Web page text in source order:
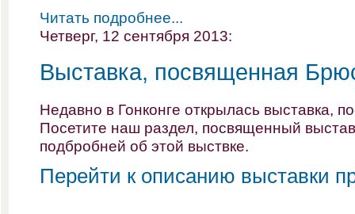
Читать подробнее...
Четверг, 12 сентября 2013:
Выставка, посвященная
Недавно в Гонконге открылась выставка,
Посетите наш раздел, посвященный
подбробней об этой выствке.
Перейти к описанию выставки